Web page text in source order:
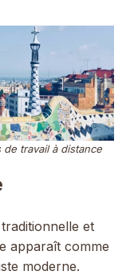
de travail à distance
et
apparaît comme
moderne.